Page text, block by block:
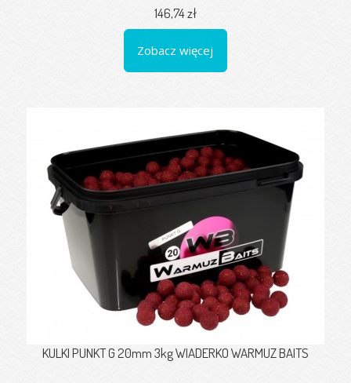
146,74 zł
Zobacz więcej
KULKI PUNKT G 20mm 3kg WIADERKO WARMUZ BAITS